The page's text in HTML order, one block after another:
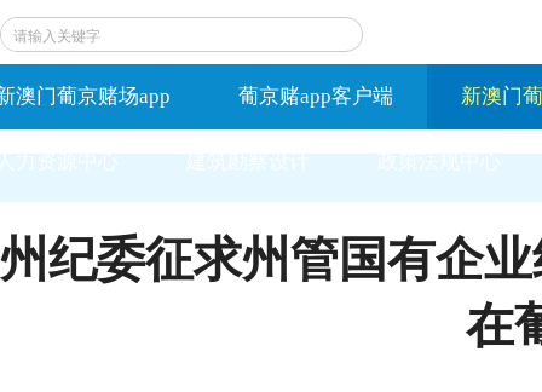
澳门葡京赌场app 葡京赌app客户端 新澳门
力资源中心 建筑勘察设计 政策法规中心
州纪委征求州管国有企
在